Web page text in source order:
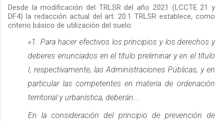
Desde la modificación del TRLSR del año 2021 (LCCTE 21 y
DF4) la redacción actual del art. 20.1 TRLSR establece, como
criterio básico de utilización del suelo:
«1. Para hacer efectivos los principios y los derechos y
deberes enunciados en el título preliminar y en el título
I, respectivamente, las Administraciones Públicas, y en
particular las competentes en materia de ordenación
territorial y urbanística, deberán...
En la consideración del principio de prevención de